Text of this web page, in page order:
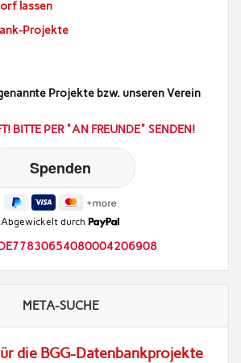
lassen
Projekte
Projekte bzw. unseren Verein
BITTE PER "AN FREUNDE" SENDEN!
Abgewickelt durch
META-SUCHE
die BGG-Datenbankprojekte